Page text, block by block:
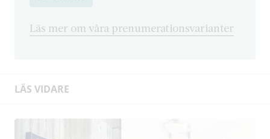
Läs mer om våra prenumerationsvarianter
LÄS VIDARE